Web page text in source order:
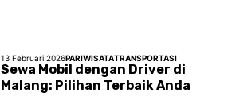
13 Februari 2026PARIWISATATRANSPORTASI
Sewa Mobil dengan Driver di
Malang: Pilihan Terbaik Anda